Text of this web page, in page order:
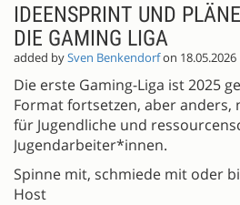
IDEENSPRINT UND
DIE GAMING LIGA
added bySven Benkendorfon 18.05.2026
Die erste Gaming-Liga ist 2025
Format fortsetzen, aber anders,
für Jugendliche und
Jugendarbeiter*innen.
Spinne mit, schmiede mit oder
Host